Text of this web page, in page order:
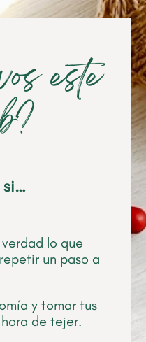
este
si…
lo que
un paso a
y tomar tus
de tejer.